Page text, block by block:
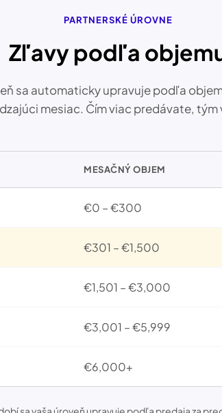
PARTNERSKÉ ÚROVNE
Zľavy podľa
sa automaticky upravuje podľa
mesiac. Čím viac predávate, tým
MESAČNÝ OBJEM
€0 – €300
€301 – €1,500
€1,501 – €3,000
€3,001 – €5,999
€6,000+